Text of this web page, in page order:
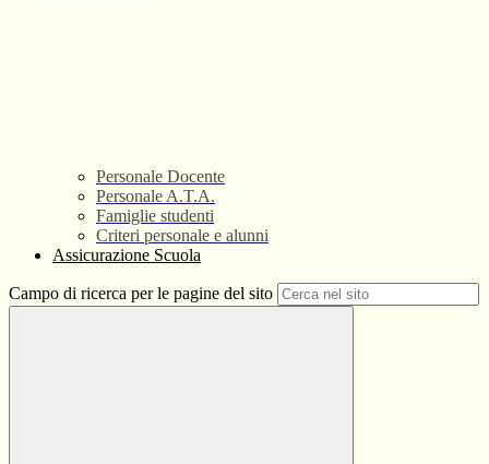
Personale Docente
Personale A.T.A.
Famiglie studenti
Criteri personale e alunni
Assicurazione Scuola
Campo di ricerca per le pagine del sito